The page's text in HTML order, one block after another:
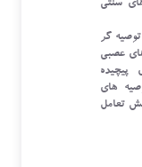
گر
عصبی
‌های
تعامل